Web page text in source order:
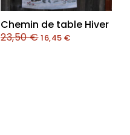
Chemin de table Hiver
23,50€16,45 €